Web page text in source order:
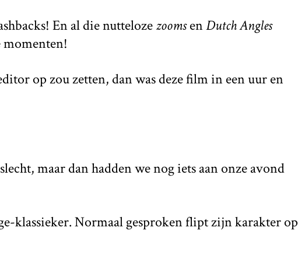
En al die nuttelozezoomsenDutch Angles
momenten!
op zou zetten, dan was deze film in een uur en
maar dan hadden we nog iets aan onze avond
klassieker. Normaal gesproken flipt zijn karakter op